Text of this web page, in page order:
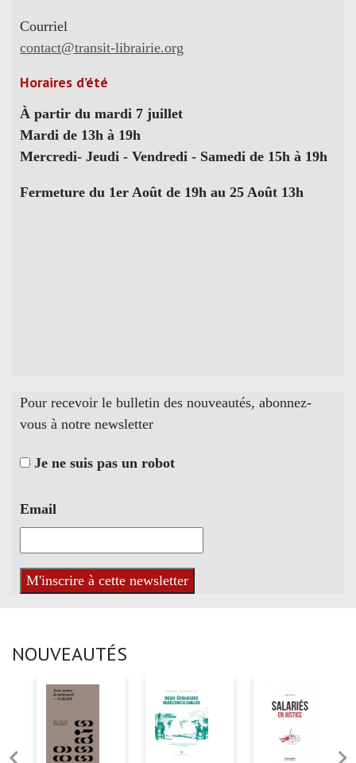
Courriel
contact@transit-librairie.org
Horaires d’été
À partir du mardi 7 juillet
Mardi de 13h à 19h
Mercredi- Jeudi - Vendredi - Samedi de 15h à 19h
Fermeture du 1er Août de 19h au 25 Août 13h
Pour recevoir le bulletin des nouveautés, abonnez-
vous à notre newsletter
Je ne suis pas un robot
Email
NOUVEAUTÉS